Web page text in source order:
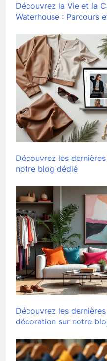
Découvrez la Vie et la
Waterhouse : Parcours
Découvrez les
notre blog dédié
Découvrez les
décoration sur notre